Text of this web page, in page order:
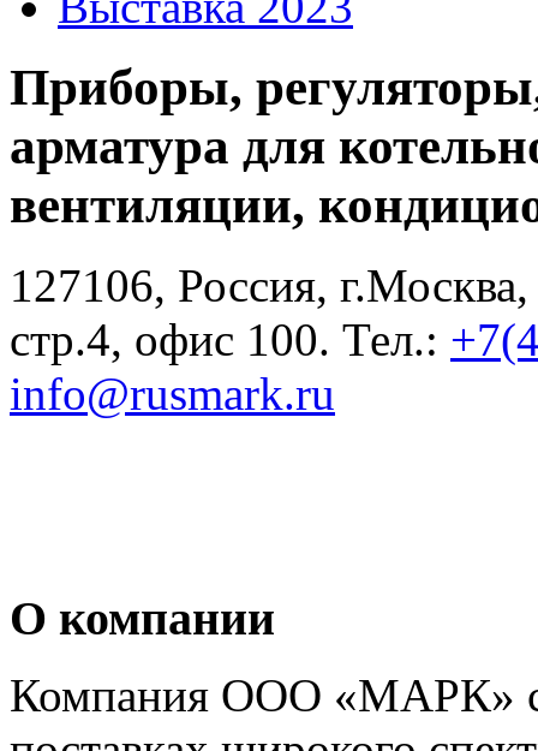
Приборы,
арматура для
вентиляции,
127106, Россия,
стр.4, офис 100. Тел.:
info@rusmark.ru
О компании
Компания ООО «МАРК» с